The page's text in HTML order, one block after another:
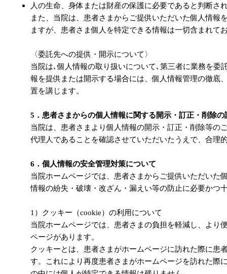
人の生命、身体または財産の保護に必要であると判断さ
また、当院は、患者さまからご提供いただいた個人情
ますが、患者さま個人を特定できる情報は一切含まれて
〈委託先への提供・開示について〉
当院は､個人情報の取り扱いについて､第三者に業務を
報を提供または開示する場合には、個人情報管理の徹底
置を講じます。
5．患者さまからの個人情報に関する開示・訂正・削除の
当院は、患者さまより個人情報の開示・訂正・削除等の
代理人であることを確認させていただいたうえで、合理
6．個人情報の安全管理対策について
当院ホームページでは、患者さまからご提供いただいた
情報の紛失・破壊・改ざん・漏えい等の防止に必要かつ
1）クッキー（cookie）の利用について
当院ホームページでは、患者さまの負担を軽減し、より
ページがあります。
クッキーとは、患者さまがホームページに訪れた際に患
す。これにより再度患者さまがホームページを訪れた際